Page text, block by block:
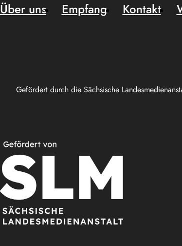
Gefördert durch die Sächsische
Über uns Empfang Kontakt